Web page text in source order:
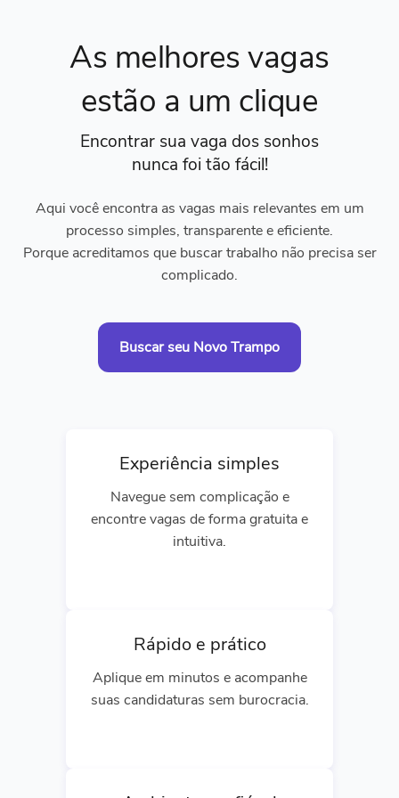
As melhores vagas
estão a um clique
Encontrar sua vaga dos sonhos
nunca foi tão fácil!
Aqui você encontra as vagas mais relevantes em um
processo simples, transparente e eficiente.
Porque acreditamos que buscar trabalho não precisa ser
complicado.
Buscar seu Novo Trampo
Experiência simples
Navegue sem complicação e
encontre vagas de forma gratuita e
intuitiva.
Rápido e prático
Aplique em minutos e acompanhe
suas candidaturas sem burocracia.